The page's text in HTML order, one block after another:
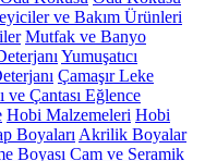
ve Bakım Ürünleri
Mutfak ve Banyo
Yumuşatıcı
Çamaşır Leke
ve Çantası Eğlence
Hobi Malzemeleri Hobi
Boyaları Akrilik Boyalar
Boyası Cam ve Seramik